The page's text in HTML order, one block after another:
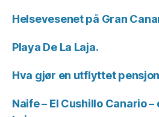
Helsevesenet på Gran
Playa De La Laja.
Hva gjør en utflyttet
Naife – El Cushillo Canario